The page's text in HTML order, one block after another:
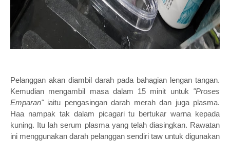
Pelanggan akan diambil darah pada bahagian lengan tangan.
Kemudian mengambil masa dalam 15 minit untuk "Proses
Emparan"iaitu pengasingan darah merah dan juga plasma.
Haa nampak tak dalam picagari tu bertukar warna kepada
kuning. Itu lah serum plasma yang telah diasingkan. Rawatan
ini menggunakan darah pelanggan sendiri taw untuk digunakan